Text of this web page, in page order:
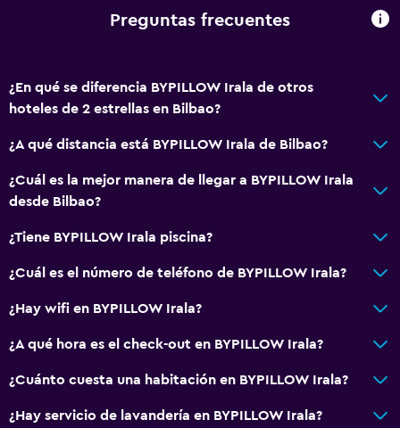
TV de pantalla plana
Sala de estar/TV compartida
TV
Accesibilidad y adecuación
Para no fumadores
Plantas superiores accesibles por escaleras
Lavandería
Servicios de lavandería/tintorería
Plancha y tabla de planchar
Preguntas frecuentes
¿En qué se diferencia BYPILLOW Irala de otros
hoteles de 2 estrellas en Bilbao?
¿A qué distancia está BYPILLOW Irala de Bilbao?
¿Cuál es la mejor manera de llegar a BYPILLOW Irala
desde Bilbao?
¿Tiene BYPILLOW Irala piscina?
¿Cuál es el número de teléfono de BYPILLOW Irala?
¿Hay wifi en BYPILLOW Irala?
¿A qué hora es el check-out en BYPILLOW Irala?
¿Cuánto cuesta una habitación en BYPILLOW Irala?
¿Hay servicio de lavandería en BYPILLOW Irala?